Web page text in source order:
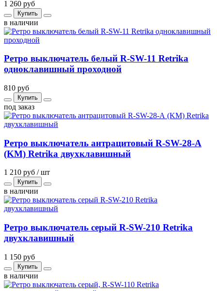
1 260 руб
Купить
в наличии
Ретро выключатель белый R-SW-11 Retrika
одноклавишный проходной
810 руб
Купить
под заказ
Ретро выключатель антрацитовый R-SW-28-А
(KM) Retrika двухклавишный
1 210 руб / шт
Купить
в наличии
Ретро выключатель серый R-SW-210 Retrika
двухклавишный
1 150 руб
Купить
в наличии